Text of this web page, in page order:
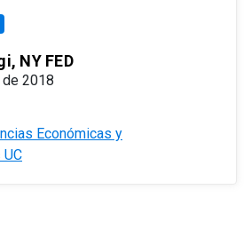
NY FED
2018
Económicas y